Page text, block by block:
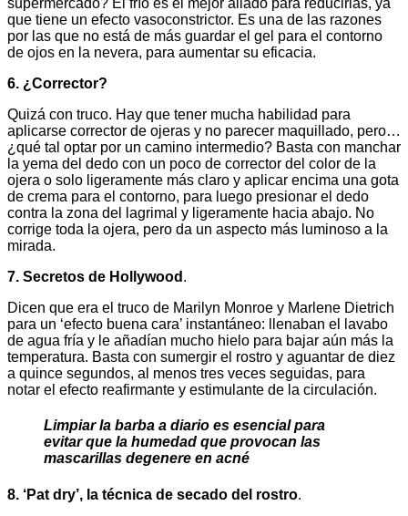
supermercado? El frío es el mejor aliado para reducirlas, ya
que tiene un efecto vasoconstrictor. Es una de las razones
por las que no está de más guardar el gel para el contorno
de ojos en la nevera, para aumentar su eficacia.
6. ¿Corrector?
Quizá con truco. Hay que tener mucha habilidad para
aplicarse corrector de ojeras y no parecer maquillado, pero…
¿qué tal optar por un camino intermedio? Basta con manchar
la yema del dedo con un poco de corrector del color de la
ojera o solo ligeramente más claro y aplicar encima una gota
de crema para el contorno, para luego presionar el dedo
contra la zona del lagrimal y ligeramente hacia abajo. No
corrige toda la ojera, pero da un aspecto más luminoso a la
mirada.
7. Secretos de Hollywood .
Dicen que era el truco de Marilyn Monroe y Marlene Dietrich
para un ‘efecto buena cara’ instantáneo: llenaban el lavabo
de agua fría y le añadían mucho hielo para bajar aún más la
temperatura. Basta con sumergir el rostro y aguantar de diez
a quince segundos, al menos tres veces seguidas, para
notar el efecto reafirmante y estimulante de la circulación.
Limpiar la barba a diario es esencial para
evitar que la humedad que provocan las
mascarillas degenere en acné
8. ‘Pat dry’, la técnica de secado del rostro.